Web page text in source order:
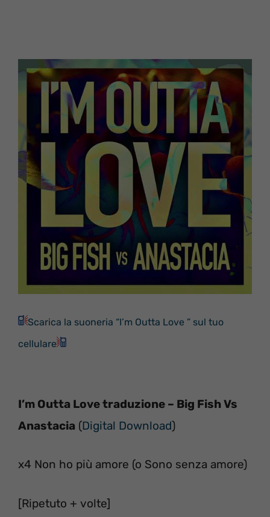
Scarica la suoneria “I’m Outta Love ” sul tuo
cellulare
I’m Outta Love traduzione – Big Fish Vs
Anastacia (Digital Download)
x4 Non ho più amore (o Sono senza amore)
[Ripetuto + volte]